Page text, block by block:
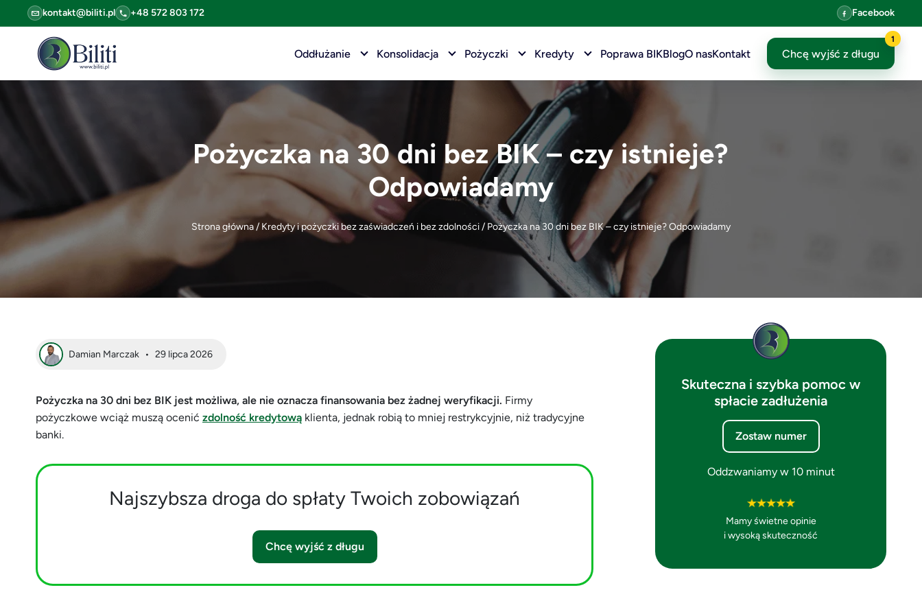
kontakt@biliti.pl +48 572 803 172 Facebook
Oddłużanie Konsolidacja Pożyczki Kredyty Poprawa BIKBlogO nasKontakt Chcę wyjść z długu
1
Pożyczka na 30 dni bez BIK – czy istnieje?
Odpowiadamy
Strona główna/ Kredyty i pożyczki bez zaświadczeń i bez zdolności/ Pożyczka na 30 dni bez BIK – czy istnieje? Odpowiadamy
Damian Marczak • 29 lipca 2026
Pożyczka na 30 dni bez BIK jest możliwa, ale nie oznacza finansowania bez żadnej weryfikacji. Firmy
pożyczkowe wciąż muszą ocenić zdolność kredytową klienta, jednak robią to mniej restrykcyjnie, niż tradycyjne
banki.
Najszybsza droga do spłaty Twoich zobowiązań
Chcę wyjść z długu
Skuteczna i szybka pomoc w
spłacie zadłużenia
Zostaw numer
Oddzwaniamy w 10 minut
Mamy świetne opinie
i wysoką skuteczność